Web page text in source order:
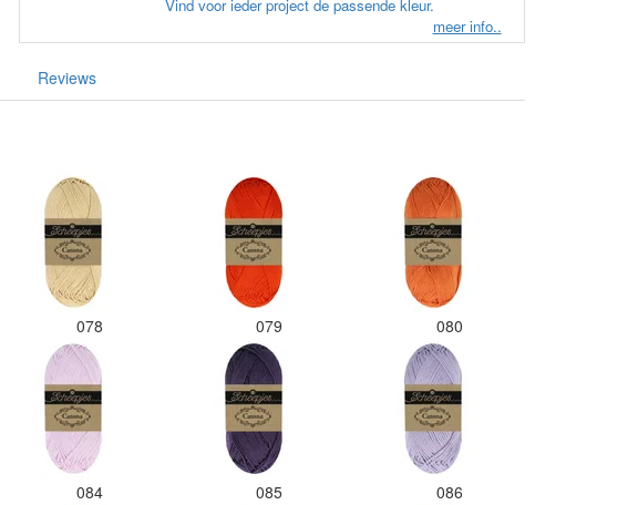
Vind voor ieder project de passende kleur.
meer info..
Reviews
078 079 080
084 085 086